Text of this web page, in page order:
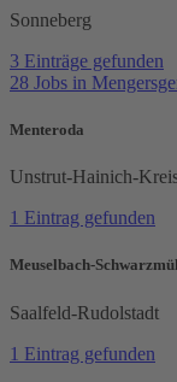
Sonneberg
3 Einträge gefunden
28 Jobs in
Menteroda
Unstrut-Hainich-
1 Eintrag gefunden
Meuselbach-
Saalfeld-Rudolstadt
1 Eintrag gefunden